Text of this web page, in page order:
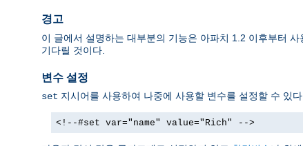
경고
이 글에서 설명하는 대부분의 기능은 아파치 1.2 이후부터
기다릴 것이다.
변수 설정
set 지시어를 사용하여 나중에 사용할 변수를 설정할 수 있
<!--#set var="name" value="Rich" -->